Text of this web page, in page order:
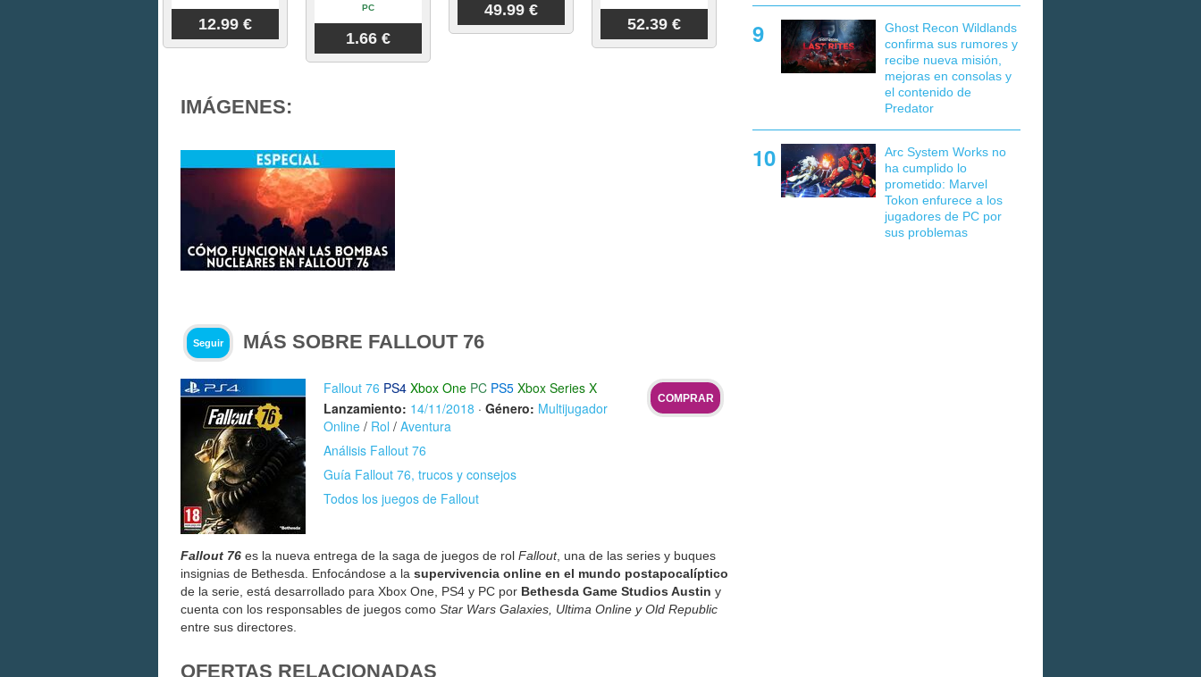
12.99 €
PC
1.66 €
49.99 €
52.39 €
IMÁGENES:
Seguir MÁS SOBRE FALLOUT 76
Fallout 76 PS4 Xbox One PC PS5 Xbox Series X
Lanzamiento: 14/11/2018 · Género: Multijugador
Online / Rol / Aventura
COMPRAR
Análisis Fallout 76
Guía Fallout 76, trucos y consejos
Todos los juegos de Fallout
Fallout 76 es la nueva entrega de la saga de juegos de rol Fallout, una de las series y buques
insignias de Bethesda. Enfocándose a la supervivencia online en el mundo postapocalíptico
de la serie, está desarrollado para Xbox One, PS4 y PC por Bethesda Game Studios Austin y
cuenta con los responsables de juegos como Star Wars Galaxies, Ultima Online y Old Republic
entre sus directores.
OFERTAS RELACIONADAS
Ghost Recon Wildlands
confirma sus rumores y
recibe nueva misión,
mejoras en consolas y
el contenido de
Predator
Arc System Works no
ha cumplido lo
prometido: Marvel
Tokon enfurece a los
jugadores de PC por
sus problemas